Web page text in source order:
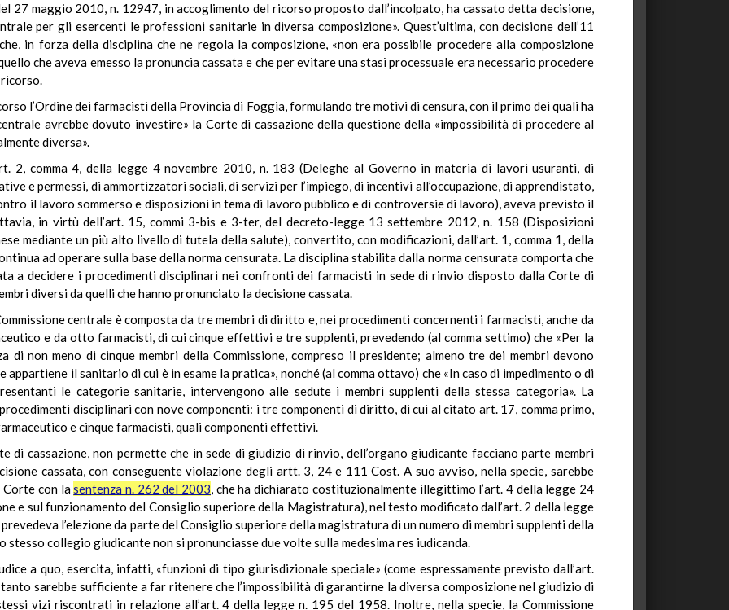
27 maggio 2010, n. 12947, in accoglimento del ricorso proposto dall’incolpato, ha cassato detta decisione,
per gli esercenti le professioni sanitarie in diversa composizione». Quest’ultima, con decisione dell’11
in forza della disciplina che ne regola la composizione, «non era possibile procedere alla composizione
che aveva emesso la pronuncia cassata e che per evitare una stasi processuale era necessario procedere
ricorso.
l’Ordine dei farmacisti della Provincia di Foggia, formulando tre motivi di censura, con il primo dei quali ha
avrebbe dovuto investire» la Corte di cassazione della questione della «impossibilità di procedere al
diversa».
2, comma 4, della legge 4 novembre 2010, n. 183 (Deleghe al Governo in materia di lavori usuranti, di
e permessi, di ammortizzatori sociali, di servizi per l’impiego, di incentivi all’occupazione, di apprendistato,
il lavoro sommerso e disposizioni in tema di lavoro pubblico e di controversie di lavoro), aveva previsto il
in virtù dell’art. 15, commi 3-bis e 3-ter, del decreto-legge 13 settembre 2012, n. 158 (Disposizioni
mediante un più alto livello di tutela della salute), convertito, con modificazioni, dall’art. 1, comma 1, della
ad operare sulla base della norma censurata. La disciplina stabilita dalla norma censurata comporta che
a decidere i procedimenti disciplinari nei confronti dei farmacisti in sede di rinvio disposto dalla Corte di
diversi da quelli che hanno pronunciato la decisione cassata.
centrale è composta da tre membri di diritto e, nei procedimenti concernenti i farmacisti, anche da
e da otto farmacisti, di cui cinque effettivi e tre supplenti, prevedendo (al comma settimo) che «Per la
non meno di cinque membri della Commissione, compreso il presidente; almeno tre dei membri devono
il sanitario di cui è in esame la pratica», nonché (al comma ottavo) che «In caso di impedimento o di
le categorie sanitarie, intervengono alle sedute i membri supplenti della stessa categoria». La
disciplinari con nove componenti: i tre componenti di diritto, di cui al citato art. 17, comma primo,
e cinque farmacisti, quali componenti effettivi.
di cassazione, non permette che in sede di giudizio di rinvio, dell’organo giudicante facciano parte membri
cassata, con conseguente violazione degli artt. 3, 24 e 111 Cost. A suo avviso, nella specie, sarebbe
Corte con lasentenza n. 262 del 2003, che ha dichiarato costituzionalmente illegittimo l’art. 4 della legge 24
e sul funzionamento del Consiglio superiore della Magistratura), nel testo modificato dall’art. 2 della legge
l’elezione da parte del Consiglio superiore della magistratura di un numero di membri supplenti della
stesso collegio giudicante non si pronunciasse due volte sulla medesima res iudicanda.
a quo, esercita, infatti, «funzioni di tipo giurisdizionale speciale» (come espressamente previsto dall’art.
sarebbe sufficiente a far ritenere che l’impossibilità di garantirne la diversa composizione nel giudizio di
vizi riscontrati in relazione all’art. 4 della legge n. 195 del 1958. Inoltre, nella specie, la Commissione